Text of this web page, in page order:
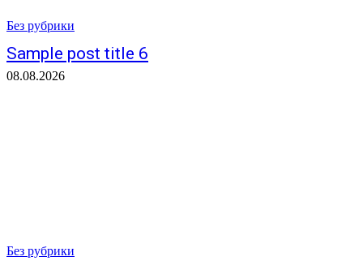
Без рубрики
Sample post title 6
08.08.2026
Без рубрики